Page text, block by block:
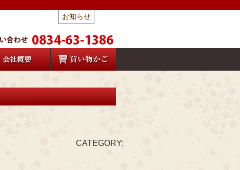
お知らせ
CATEGORY: